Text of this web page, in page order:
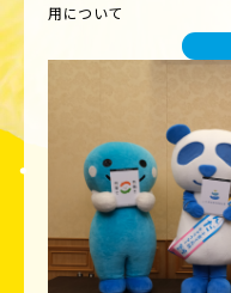
用について